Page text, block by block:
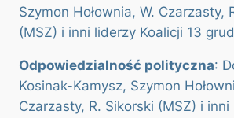
Szymon Hołownia, W. Czarzasty,
(MSZ) i inni liderzy Koalicji 13
Odpowiedzialność polityczna:
Kosinak-Kamysz, Szymon
Czarzasty, R. Sikorski (MSZ) i